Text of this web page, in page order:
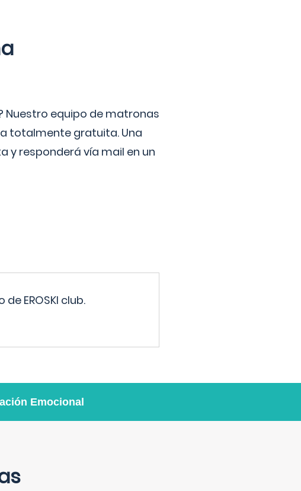
equipo de matronas
totalmente gratuita. Una
responderá vía mail en un
EROSKI club.
Emocional